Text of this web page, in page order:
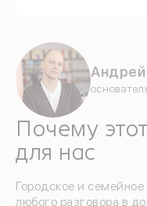
Андрей
Почему
для нас
Городское и
любого разговора в